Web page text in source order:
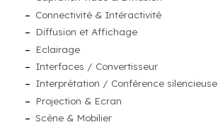
h
e
r
Connectivité & Intéractivité
Diffusion et Affichage
Eclairage
Interfaces / Convertisseur
Interprétation / Conférence silencieuse
Projection & Ecran
Scène & Mobilier